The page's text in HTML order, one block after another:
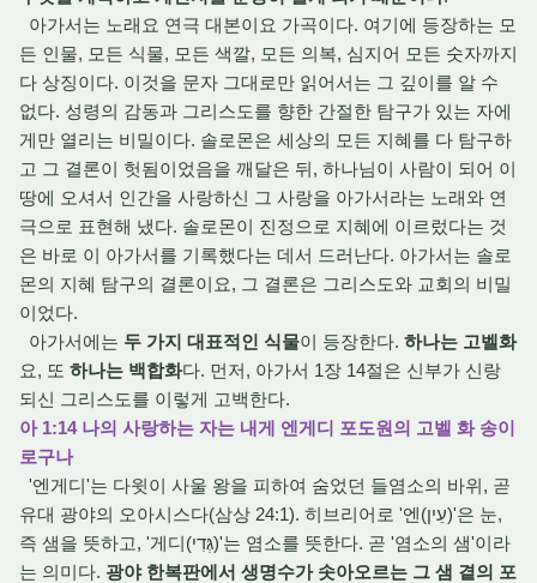
아가서는 노래요 연극 대본이요 가곡이다. 여기에 등장하는 모
든 인물, 모든 식물, 모든 색깔, 모든 의복, 심지어 모든 숫자까지
다 상징이다. 이것을 문자 그대로만 읽어서는 그 깊이를 알 수
없다. 성령의 감동과 그리스도를 향한 간절한 탐구가 있는 자에
게만 열리는 비밀이다. 솔로몬은 세상의 모든 지혜를 다 탐구하
고 그 결론이 헛됨이었음을 깨달은 뒤, 하나님이 사람이 되어 이
땅에 오셔서 인간을 사랑하신 그 사랑을 아가서라는 노래와 연
극으로 표현해 냈다. 솔로몬이 진정으로 지혜에 이르렀다는 것
은 바로 이 아가서를 기록했다는 데서 드러난다. 아가서는 솔로
몬의 지혜 탐구의 결론이요, 그 결론은 그리스도와 교회의 비밀
이었다.
아가서에는 두 가지 대표적인 식물이 등장한다. 하나는 고벨화
요, 또 하나는 백합화다. 먼저, 아가서 1장 14절은 신부가 신랑
되신 그리스도를 이렇게 고백한다.
아 1:14 나의 사랑하는 자는 내게 엔게디 포도원의 고벨 화 송이
로구나
'엔게디'는 다윗이 사울 왕을 피하여 숨었던 들염소의 바위, 곧
유대 광야의 오아시스다(삼상 24:1). 히브리어로 '엔(עֵין)'은 눈,
즉 샘을 뜻하고, '게디(גְּדִי)'는 염소를 뜻한다. 곧 '염소의 샘'이라
는 의미다. 광야 한복판에서 생명수가 솟아오르는 그 샘 곁의 포